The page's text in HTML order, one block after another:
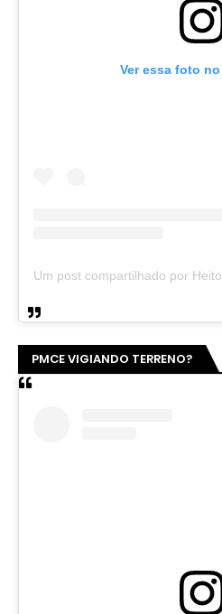
Ver essa foto
PMCE VIGIANDO TERRENO?